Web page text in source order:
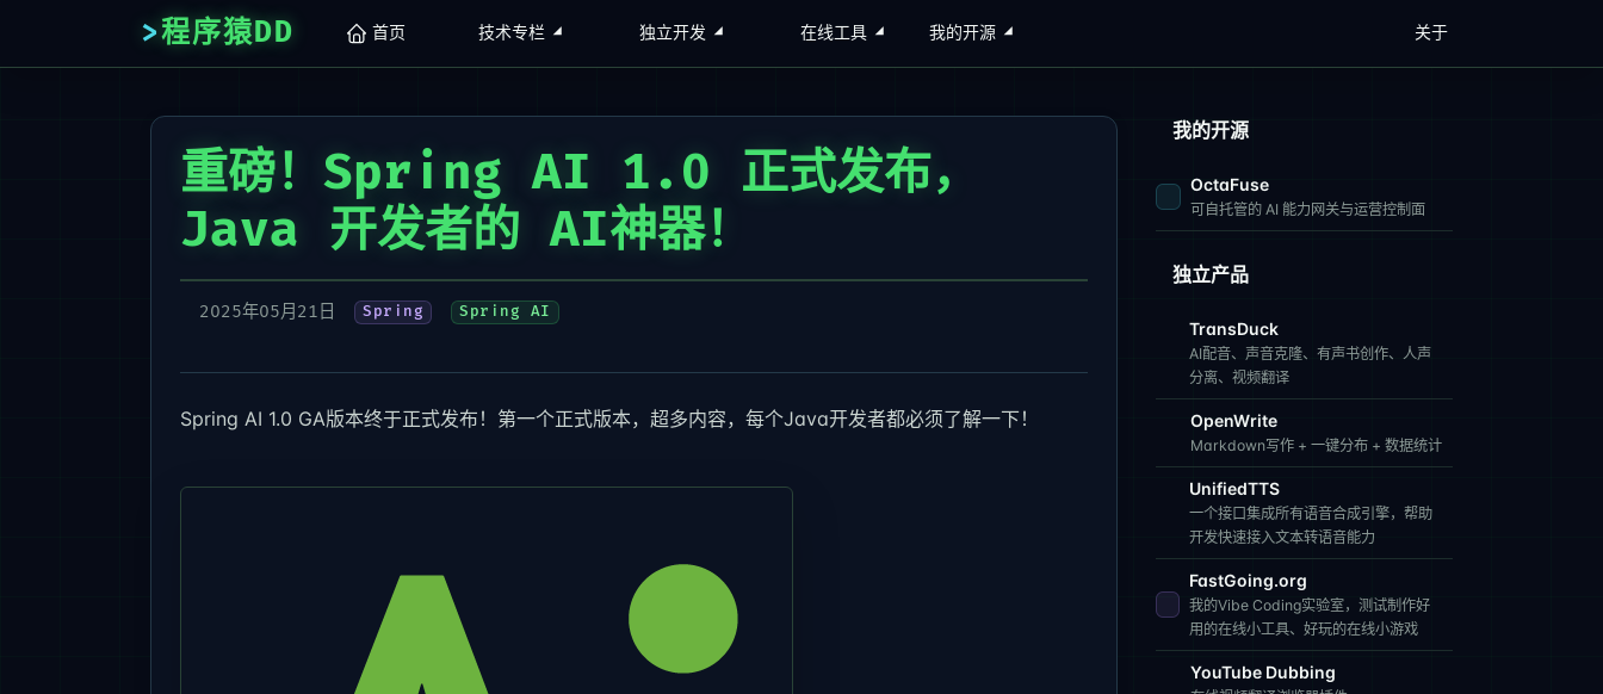
程序猿DD 首页 技术专栏 独立开发 在线工具 我的开源 关于
重磅！Spring AI 1.0 正式发布，
Java 开发者的 AI神器！
2025年05月21日 Spring Spring AI
Spring AI 1.0 GA版本终于正式发布！第一个正式版本，超多内容，每个Java开发者都必须了解一下！
我的开源
OctaFuse
可自托管的 AI 能力网关与运营控制面
独立产品
TransDuck
AI配音、声音克隆、有声书创作、人声
分离、视频翻译
OpenWrite
Markdown写作 + 一键分布 + 数据统计
UnifiedTTS
一个接口集成所有语音合成引擎，帮助
开发快速接入文本转语音能力
FastGoing.org
我的Vibe Coding实验室，测试制作好
用的在线小工具、好玩的在线小游戏
YouTube Dubbing